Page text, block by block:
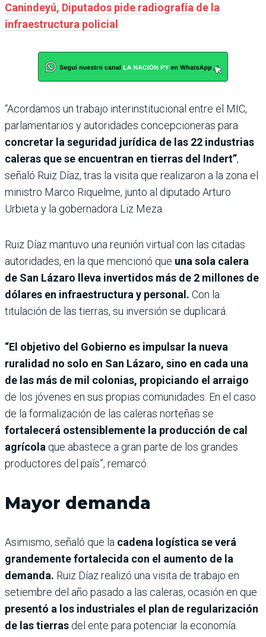
Canindeyú, Diputados pide radiografía de la
infraestructura policial
“Acordamos un trabajo interinstitucional entre el MIC,
parlamentarios y autoridades concepcioneras para
concretar la seguridad jurídica de las 22 industrias
caleras que se encuentran en tierras del Indert”,
señaló Ruiz Díaz, tras la visita que realizaron a la zona el
ministro Marco Riquelme, junto al diputado Arturo
Urbieta y la gobernadora Liz Meza.
Ruiz Díaz mantuvo una reunión virtual con las citadas
autoridades, en la que mencionó que una sola calera
de San Lázaro lleva invertidos más de 2 millones de
dólares en infraestructura y personal. Con la
titulación de las tierras, su inversión se duplicará.
“El objetivo del Gobierno es impulsar la nueva
ruralidad no solo en San Lázaro, sino en cada una
de las más de mil colonias, propiciando el arraigo
de los jóvenes en sus propias comunidades. En el caso
de la formalización de las caleras norteñas se
fortalecerá ostensiblemente la producción de cal
agrícola que abastece a gran parte de los grandes
productores del país”, remarcó.
Mayor demanda
Asimismo, señaló que la cadena logística se verá
grandemente fortalecida con el aumento de la
demanda. Ruiz Díaz realizó una visita de trabajo en
setiembre del año pasado a las caleras, ocasión en que
presentó a los industriales el plan de regularización
de las tierras del ente para potenciar la economía.